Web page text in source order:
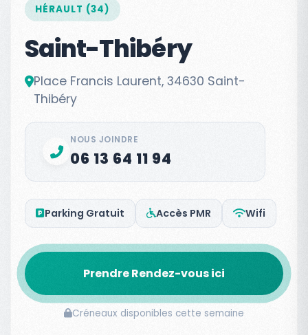
HÉRAULT (34)
Saint-Thibéry
Place Francis Laurent, 34630 Saint-
Thibéry
NOUS JOINDRE
06 13 64 11 94
Parking Gratuit Accès PMR Wifi
Prendre Rendez-vous ici
Créneaux disponibles cette semaine